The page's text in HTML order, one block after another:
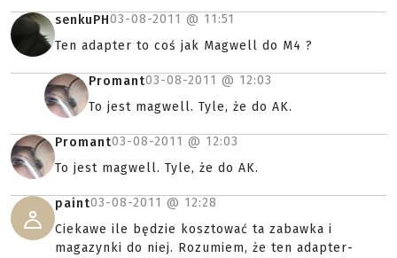
senkuPH03-08-2011 @ 11:51
Ten adapter to coś jak Magwell do M4 ?
Promant03-08-2011 @ 12:03
To jest magwell. Tyle, że do AK.
Promant03-08-2011 @ 12:03
To jest magwell. Tyle, że do AK.
paint03-08-2011 @ 12:28
Ciekawe ile będzie kosztować ta zabawka i
magazynki do niej. Rozumiem, że ten adapter-